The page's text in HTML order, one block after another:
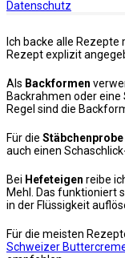
Datenschutz
Ich backe alle Rezepte
Rezept explizit
Als Backformen
Backrahmen oder
Regel sind die
Für die Stäbchenprobe
auch einen
Bei Hefeteigen reibe
Mehl. Das funktioniert
in der Flüssigkeit
Für die meisten
Schweizer